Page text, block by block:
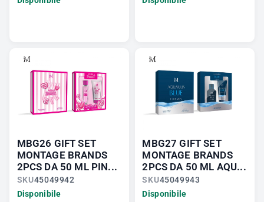
MBG26 GIFT SET
MONTAGE BRANDS
2PCS DA 50 ML PIN...
SKU45049942
Disponibile
MBG27 GIFT SET
MONTAGE BRANDS
2PCS DA 50 ML AQU...
SKU45049943
Disponibile